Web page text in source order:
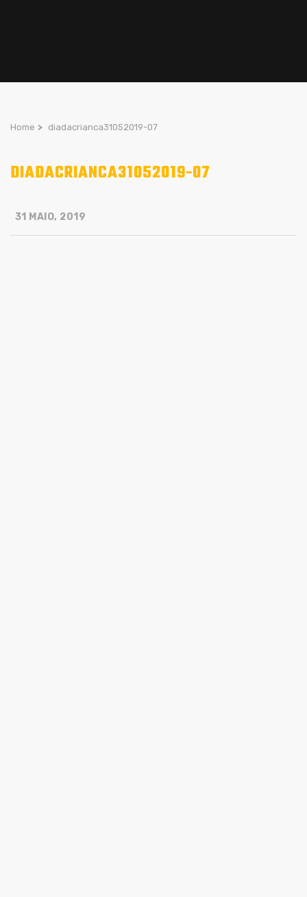
Home > diadacrianca31052019-07
DIADACRIANCA31052019-07
31 MAIO, 2019